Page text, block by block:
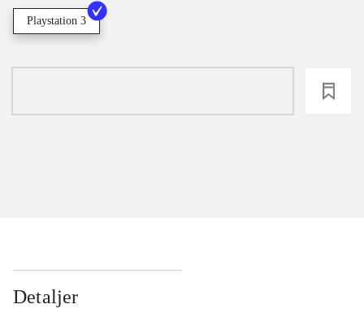
Playstation 3
Detaljer